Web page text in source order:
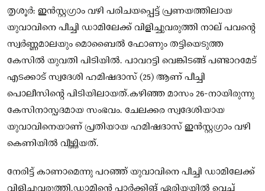
തൃശൂർ: ഇൻസ്റ്റഗ്രാം വഴി പരിചയപ്പെട്ട് പ്രണയത്തിലായ
യുവാവിനെ പീച്ചി ഡാമിലേക്ക് വിളിച്ചുവരുത്തി നാല് പവന്റെ
സ്വർണ്ണമാലയും മൊബൈൽ ഫോണും തട്ടിയെടുത്ത
കേസിൽ യുവതി പിടിയിൽ. പാവറട്ടി വെങ്കിടങ്ങ് പണ്ടാറമേട്
എടക്കാട് സ്വദേശി ഹമിഷദാസ് (25) ആണ് പീച്ചി
പൊലീസിന്റെ പിടിയിലായത്.കഴിഞ്ഞ മാസം 26-നായിരുന്നു
കേസിനാസ്പദമായ സംഭവം. ചേലക്കര സ്വദേശിയായ
യുവാവിനെയാണ് പ്രതിയായ ഹമിഷദാസ് ഇൻസ്റ്റഗ്രാം വഴി
കെണിയിൽ വീഴ്ത്തിയത്.
നേരിട്ട് കാണാമെന്നു പറഞ്ഞ് യുവാവിനെ പീച്ചി ഡാമിലേക്ക്
വിളിച്ചുവരുത്തി.ഡാമിന്റെ പാർക്കിങ് ഏരിയയിൽ വെച്ച്